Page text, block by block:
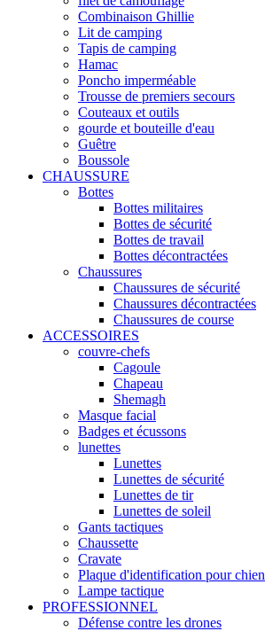
Combinaison Ghillie
Lit de camping
Tapis de camping
Hamac
Poncho imperméable
Trousse de premiers secours
Couteaux et outils
gourde et bouteille d'eau
Guêtre
Boussole
CHAUSSURE
Bottes
Bottes militaires
Bottes de sécurité
Bottes de travail
Bottes décontractées
Chaussures
Chaussures de sécurité
Chaussures décontractées
Chaussures de course
ACCESSOIRES
couvre-chefs
Cagoule
Chapeau
Shemagh
Masque facial
Badges et écussons
lunettes
Lunettes
Lunettes de sécurité
Lunettes de tir
Lunettes de soleil
Gants tactiques
Chaussette
Cravate
Plaque d'identification pour chien
Lampe tactique
PROFESSIONNEL
Défense contre les drones